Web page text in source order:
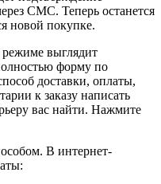
СМС. Теперь останется
новой покупке.
режиме выглядит
форму по
доставки, оплаты,
к заказу написать
вас найти. Нажмите
В интернет-